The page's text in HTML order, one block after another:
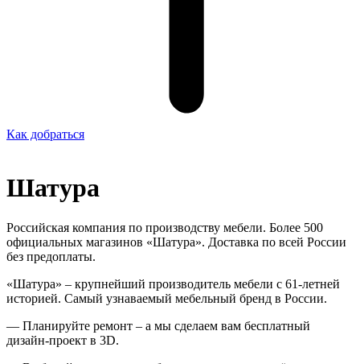
Как добраться
Шатура
Российская компания по производству мебели. Более 500
официальных магазинов «Шатура». Доставка по всей России
без предоплаты.
«Шатура» – крупнейший производитель мебели с 61-летней
историей. Самый узнаваемый мебельный бренд в России.
— Планируйте ремонт – а мы сделаем вам бесплатный
дизайн-проект в 3D.